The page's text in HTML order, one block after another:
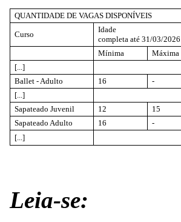
QUANTIDADE DE VAGAS DISPONÍVEIS
Curso
Idade
completa até 31/03/2026
Mínima
Máxima
[...]
Ballet - Adulto
16 -
[...]
Sapateado Juvenil
12 15
Sapateado Adulto
16 -
[...]
Leia-se: